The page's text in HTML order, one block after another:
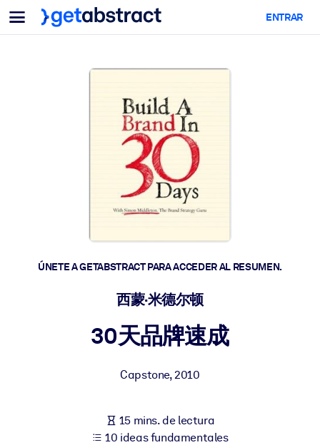
Menu
Para equipos y líderes
Upskilling en IA
Desarrollo de liderazgo
Prepare a sus líderes para la próxima era laboral.
Aprendizaje colaborativo
Facilite que los equipos aprendan juntos, resuelvan problemas
reales y actúen más rápido.
Construya una fuerza laboral más saludable y resiliente.
Para bibliotecas corporativas
Para sistemas de IA
ENTRAR
ÚNETE A GETABSTRACT PARA ACCEDER AL RESUMEN.
西蒙·米德尔顿
30天品牌速成
Capstone,2010
15 mins. de lectura
10 ideas fundamentales